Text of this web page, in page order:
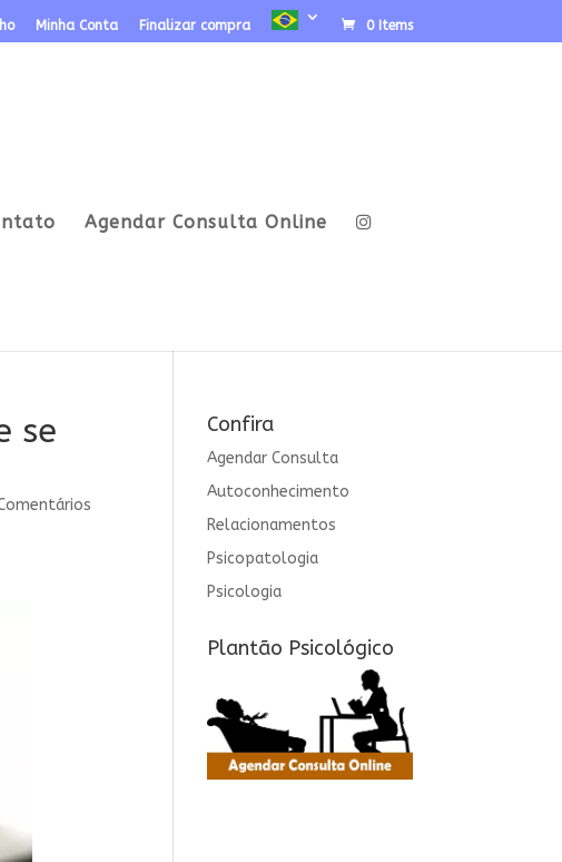
Minha Conta Finalizar compra 0 Items
Agendar Consulta Online
se
Confira
Agendar Consulta
Autoconhecimento
Relacionamentos
Psicopatologia
Psicologia
Plantão Psicológico